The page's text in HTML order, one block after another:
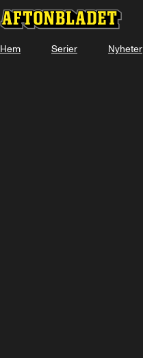
Hem Serier Nyheter